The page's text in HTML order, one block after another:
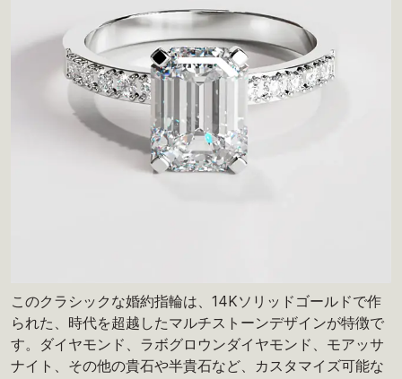
このクラシックな婚約指輪は、14Kソリッドゴールドで作
られた、時代を超越したマルチストーンデザインが特徴で
す。ダイヤモンド、ラボグロウンダイヤモンド、モアッサ
ナイト、その他の貴石や半貴石など、カスタマイズ可能な